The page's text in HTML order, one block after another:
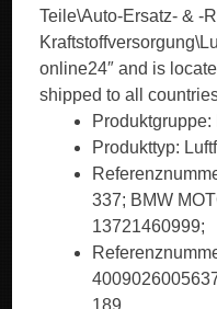
Teile\Auto-Ersatz- & -
online24″ and is
shipped to all
Produkttyp:
337; BMW
13721460999;
189